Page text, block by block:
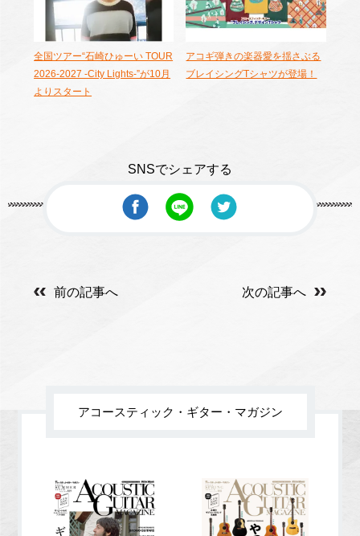
全国ツアー“石崎ひゅーい TOUR
2026-2027 -City Lights-”が10月
よりスタート
アコギ弾きの楽器愛を揺さぶる
ブレイシングTシャツが登場！
SNSでシェアする
前の記事へ 次の記事へ
アコースティック・ギター・マガジン